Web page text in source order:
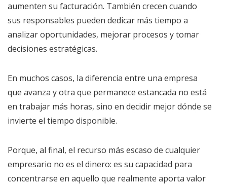
aumenten su facturación. También crecen cuando
sus responsables pueden dedicar más tiempo a
analizar oportunidades, mejorar procesos y tomar
decisiones estratégicas.
En muchos casos, la diferencia entre una empresa
que avanza y otra que permanece estancada no está
en trabajar más horas, sino en decidir mejor dónde se
invierte el tiempo disponible.
Porque, al final, el recurso más escaso de cualquier
empresario no es el dinero: es su capacidad para
concentrarse en aquello que realmente aporta valor